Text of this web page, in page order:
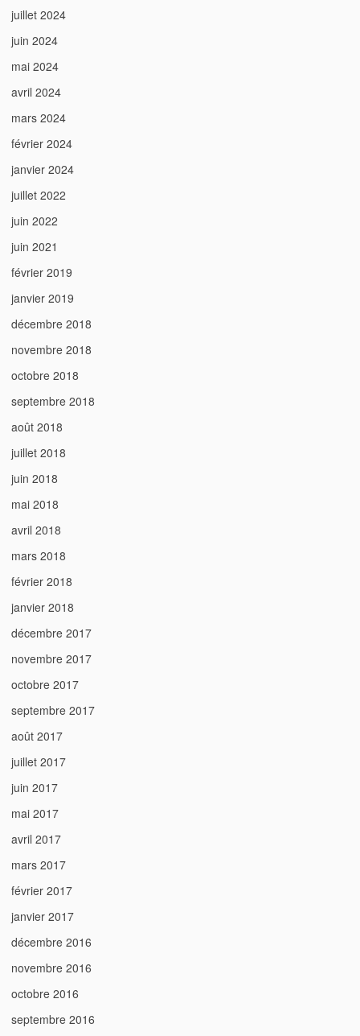
juillet 2024
juin 2024
mai 2024
avril 2024
mars 2024
février 2024
janvier 2024
juillet 2022
juin 2022
juin 2021
février 2019
janvier 2019
décembre 2018
novembre 2018
octobre 2018
septembre 2018
août 2018
juillet 2018
juin 2018
mai 2018
avril 2018
mars 2018
février 2018
janvier 2018
décembre 2017
novembre 2017
octobre 2017
septembre 2017
août 2017
juillet 2017
juin 2017
mai 2017
avril 2017
mars 2017
février 2017
janvier 2017
décembre 2016
novembre 2016
octobre 2016
septembre 2016